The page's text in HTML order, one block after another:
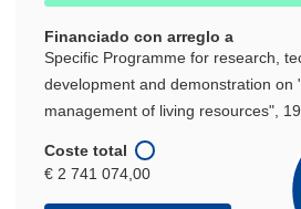
Financiado con arreglo a
Specific Programme for research,
development and demonstration on
management of living resources",
Coste total
€ 2 741 074,00